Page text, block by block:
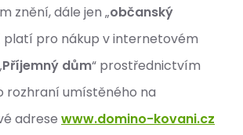
znění, dále jen „občanský
platí pro nákup v internetovém
Příjemný dům“ prostřednictvím
rozhraní umístěného na
adrese www.domino-kovani.cz